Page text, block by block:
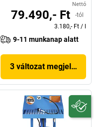
Nettó
79.490,- Ft
-tól
3.180,- Ft / l
9-11 munkanap alatt
3 változat megjelenítése